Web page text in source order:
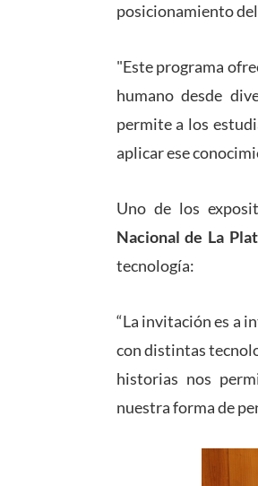
posicionamiento
"Este programa
humano desde
permite a los
aplicar ese
Uno de los
Nacional de La
tecnología:
“La invitación es a
con distintas
historias nos
nuestra forma de